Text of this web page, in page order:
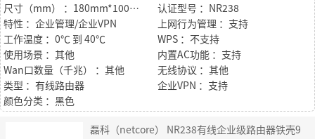
尺寸（mm） ：180mm*100mm*27
认证型号 ：NR238
特性 ：企业管理/企业VPN
上网行为管理 ：支持
工作温度 ：0℃ 到 40℃
WPS ：不支持
使用场景 ：其他
内置AC功能 ：支持
Wan口数量（千兆） ：其他
无线协议 ：其他
类型 ：有线路由器
企业VPN ：支持
颜色分类 ：黑色
磊科（netcore） NR238有线企业级路由器铁壳9